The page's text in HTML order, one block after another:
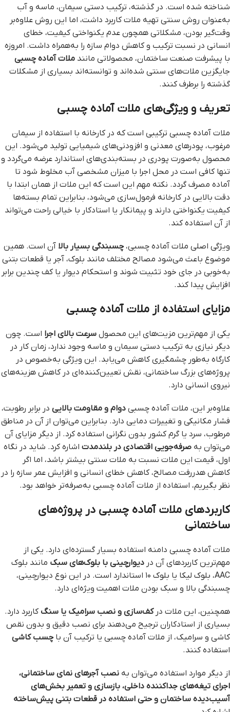
شناخته شده است. در گذشته، ترکیب دستی سیمان، ماسه و آب
به‌عنوان روش سنتی تهیه ملات کاربرد داشت، اما این روش علاوه‌بر
وقت‌گیر بودن، مشکلاتی همچون عدم یکنواختی کیفیت، خطای
انسانی در نسبت ترکیب و کاهش دوام سازه را به‌همراه داشت. امروزه
با پیشرفت صنعت ساختمان، محصولاتی مانند ملات آماده چسبی
جایگزین ملات‌های سنتی شده‌اند و توانسته‌اند بسیاری از مشکلات
گذشته را برطرف کنند.
تعریف و ویژگی‌های ملات آماده چسبی
ملات آماده چسبی ترکیبی است که در کارخانه با استفاده از سیمان
مرغوب، پودرهای معدنی و افزودنی‌های شیمیایی تولید می‌شود. این
محصول به‌صورت پودری در بسته‌بندی‌های استاندارد عرضه می‌گردد و
تنها کافی است در محل اجرا با میزان مشخصی آب مخلوط شود تا
آماده مصرف گردد. نکته مهم این است که این ملات از همان ابتدا با
دقت بالایی در کارخانه فرمول‌سازی می‌شود، بنابراین تمام بسته‌ها
کیفیت یکنواختی دارند و پیمانکار یا استادکار با خیالی راحت می‌تواند
از آن استفاده کند.
ویژگی اصلی ملات آماده چسبی،چسبندگی بسیار بالا آن است. همین
موضوع باعث می‌شود مصالح مختلف مانند بلوک، آجر یا قطعات بتنی
به‌خوبی در جای خود تثبیت شوند و استحکام دیوار یا کف چندین برابر
افزایش پیدا کند.
مزایای استفاده از ملات آماده چسبی
یکی از مهم‌ترین مزیت‌های این محصول سرعت بالای اجرا است. چون
دیگر نیازی به ترکیب دستی سیمان و ماسه وجود ندارد، زمان کار در
کارگاه به‌طور چشمگیری کاهش می‌یابد. این ویژگی به‌خصوص در
پروژه‌های بزرگ ساختمانی، نقش تعیین‌کننده‌ای در کاهش هزینه‌های
نیروی انسانی دارد.
علاوه‌بر این، ملات آماده چسبی دوام و مقاومت بالایی در برابر رطوبت،
فشار مکانیکی و تغییرات دمایی دارد. بنابراین می‌توان از آن در مناطق
مرطوب، سرد یا گرم کشور بدون نگرانی استفاده کرد. از دیگر مزایای آن
می‌توان به صرفه‌جویی اقتصادی در بلندمدت اشاره کرد. شاید در نگاه
اول، قیمت این ملات نسبت به ملات سنتی بیشتر باشد، اما اگر
کاهش هدررفت مصالح، کاهش خطای انسانی و افزایش عمر سازه را در
نظر بگیریم، استفاده از ملات آماده چسبی به‌صرفه‌تر خواهد بود.
کاربردهای ملات آماده چسبی در پروژه‌های
ساختمانی
ملات آماده چسبی دامنه استفاده بسیار گسترده‌ای دارد. یکی از
مهم‌ترین کاربردهای آن در دیوارچینی با بلوک‌های سبک مانند بلوک
AAC، بلوک لیکا یا بلوک ۱۰ استاندارد است. در این نوع دیوارچینی،
چسبندگی بالا و سبک بودن ملات اهمیت ویژه‌ای دارد.
همچنین، این ملات درکف‌سازی و نصب سرامیک یا سنگ کاربرد دارد.
بسیاری از استادکاران ترجیح می‌دهند برای نصب دقیق و بدون نقص
کاشی و سرامیک، از ملات آماده چسبی یا ترکیب آن باچسب کاشی
استفاده کنند.
از دیگر موارد استفاده می‌توان به نصب آجرهای نمای ساختمانی،
اجرای تیغه‌های جداکننده داخلی، بازسازی و تعمیر بخش‌های
آسیب‌دیده ساختمان و حتی استفاده در قطعات بتنی پیش‌ساخته